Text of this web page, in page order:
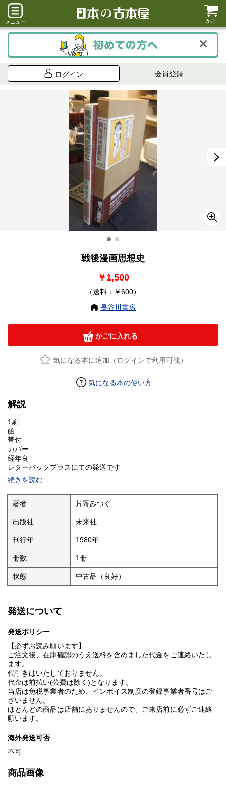
メニュー かご
ログイン 会員登録
戦後漫画思想史
￥1,500
（送料：￥600）
長谷川書房
かごに入れる
気になる本に追加（ログインで利用可能）
気になる本の使い方
解説
1刷
函
帯付
カバー
経年良
レターパックプラスにての発送です
続きを読む
著者 片寄みつぐ
出版社 未来社
刊行年 1980年
冊数 1冊
状態 中古品（良好）
発送について
発送ポリシー
【必ずお読み願います】
ご注文後、在庫確認のうえ送料を含めました代金をご連絡いたし
ます。
代引きはいたしておりません。
代金は前払い(公費は除く)となります。
当店は免税事業者のため、インボイス制度の登録事業者番号はご
ざいません。
ほとんどの商品は店舗にありませんので、ご来店前に必ずご連絡
願います。
海外発送可否
不可
商品画像